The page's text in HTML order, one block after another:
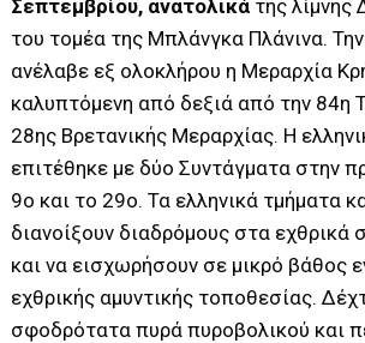
Σεπτεμβρίου, ανατολικά της λίμνης
του τομέα της Μπλάνγκα Πλάνινα.
ανέλαβε εξ ολοκλήρου η Μεραρχία
καλυπτόμενη από δεξιά από την 84η
28ης Βρετανικής Μεραρχίας. Η
επιτέθηκε με δύο Συντάγματα στην
9ο και το 29ο. Τα ελληνικά τμήματα
διανοίξουν διαδρόμους στα εχθρικά
και να εισχωρήσουν σε μικρό βάθος
εχθρικής αμυντικής τοποθεσίας.
σφοδρότατα πυρά πυροβολικού και